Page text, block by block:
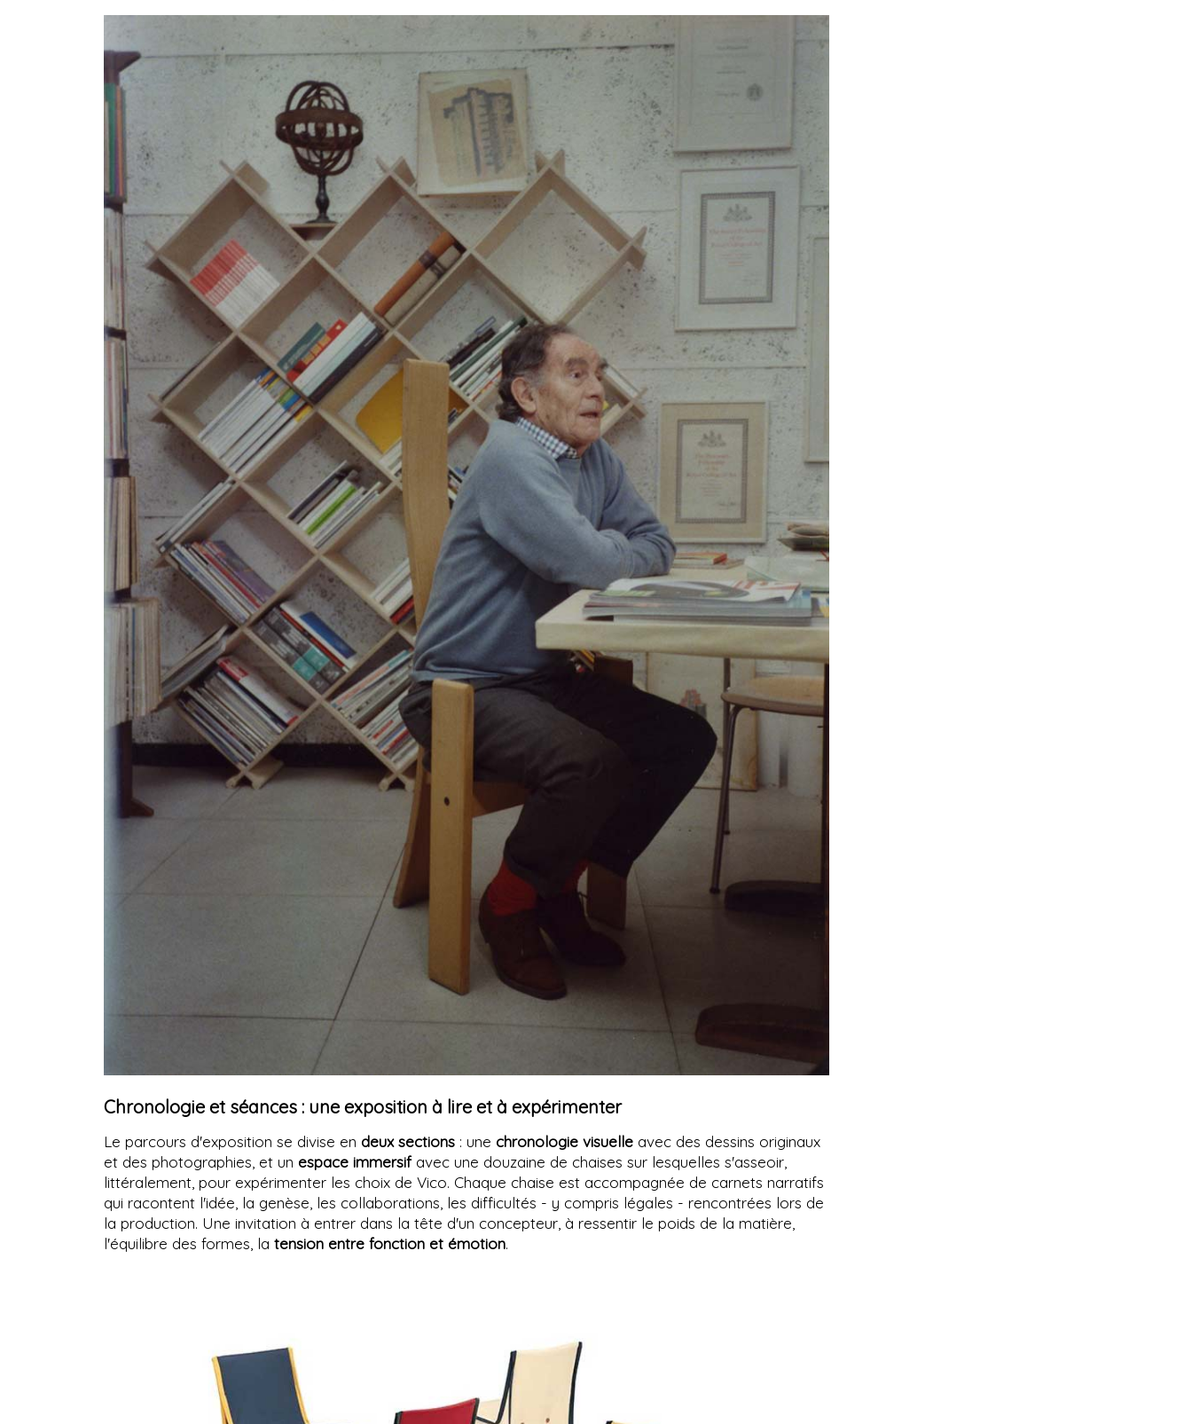
Chronologie et séances : une exposition à lire et à expérimenter
Le parcours d'exposition se divise en deux sections : une chronologie visuelle avec des dessins originaux
et des photographies, et un espace immersifavec une douzaine de chaises sur lesquelles s'asseoir,
littéralement, pour expérimenter les choix de Vico. Chaque chaise est accompagnée de carnets narratifs
qui racontent l'idée, la genèse, les collaborations, les difficultés - y compris légales - rencontrées lors de
la production. Une invitation à entrer dans la tête d'un concepteur, à ressentir le poids de la matière,
l'équilibre des formes, la tension entre fonction et émotion.